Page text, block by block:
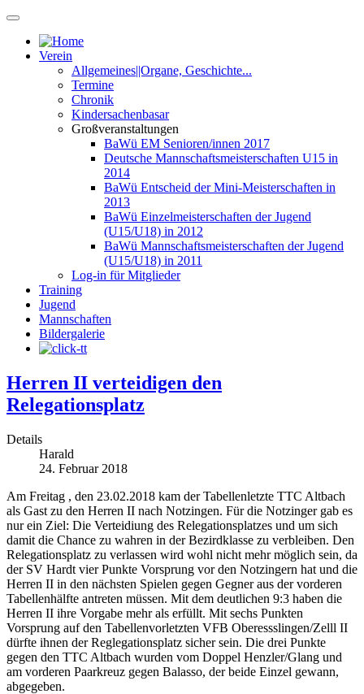
Verein
Allgemeines||Organe, Geschichte...
Termine
Chronik
Kindersachenbasar
Großveranstaltungen
BaWü EM Senioren/innen 2017
Deutsche Mannschaftsmeisterschaften U15 in
2014
BaWü Entscheid der Mini-Meisterschaften in
2013
BaWü Einzelmeisterschaften der Jugend
(U15/U18) in 2012
BaWü Mannschaftsmeisterschaften der Jugend
(U15/U18) in 2011
Log-in für Mitglieder
Training
Jugend
Mannschaften
Bildergalerie
Herren II verteidigen den
Relegationsplatz
Details
Harald
24. Februar 2018
Am Freitag , den 23.02.2018 kam der Tabellenletzte TTC Altbach
als Gast zu den Herren II nach Notzingen. Für die Notzinger gab es
nur ein Ziel: Die Verteidiung des Relegationsplatzes und um sich
damit die Chance zu wahren in der Bezirdklasse zu verbleiben. Den
Relegationsplatz zu verlassen wird wohl nicht mehr möglich sein, da
der SV Hardt vier Punkte Vorsprung vor den Notzingern hat und die
Herren II in den nächsten Spielen gegen Gegner aus der vorderen
Tabellenhälfte antreten müssen. Mit dem deutlichen 9:3 haben die
Herren II ihre Vorgabe mehr als erfüllt. Mit sechs Punkten
Vorsprung auf den Tabellenvorletzten VFB Oberessslingen/Zelll II
dürfte ihnen der Reglegationsplatz sicher sein. Die drei Punkte
gegen den TTC Altbach wurden vom Doppel Henzler/Glang und
am vorderen Paarkreuz gegen Balasso, der beide Einzel gewann,
abgegeben.